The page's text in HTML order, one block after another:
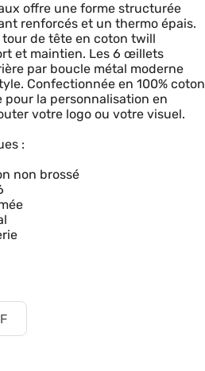
offre une forme structurée
renforcés et un thermo épais.
de tête en coton twill
et maintien. Les 6 œillets
par boucle métal moderne
Confectionnée en 100% coton
pour la personnalisation en
votre logo ou votre visuel.
:
non brossé